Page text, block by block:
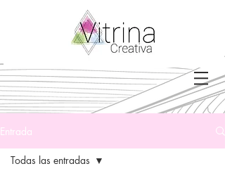
Entrada
Todas las entradas